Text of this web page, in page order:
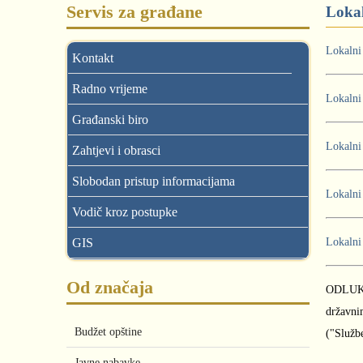
Servis za građane
Kontakt
Radno vrijeme
Građanski biro
Zahtjevi i obrasci
Slobodan pristup informacijama
Vodič kroz postupke
GIS
Od značaja
Budžet opštine
Lokalni
Lokalni
Lokalni
Lokalni
Lokalni